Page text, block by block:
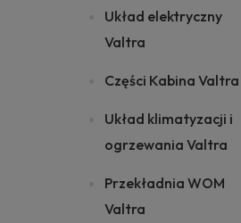
Układ elektryczny
Valtra
Części Kabina Valtra
Układ klimatyzacji i
ogrzewania Valtra
Przekładnia WOM
Valtra